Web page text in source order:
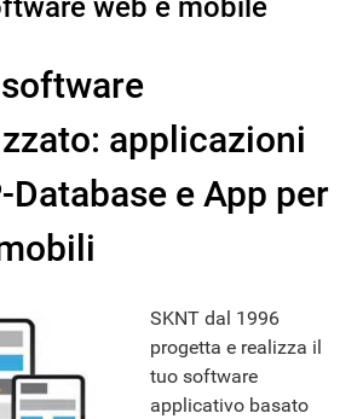
web e mobile
applicazioni
Database e App per
SKNT dal 1996
progetta e realizza il
tuo software
applicativo basato